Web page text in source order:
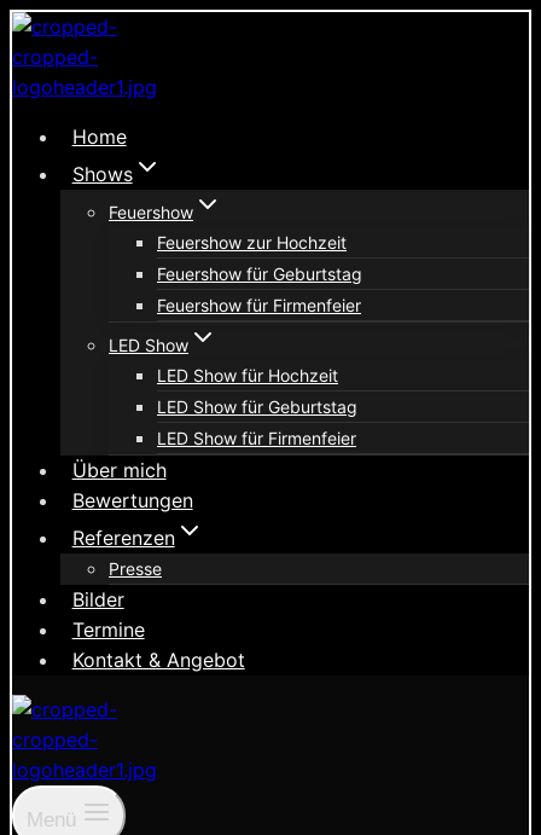
Zum
Inhalt
springen
Home
Shows
Feuershow
Feuershow zur Hochzeit
Feuershow für Geburtstag
Feuershow für Firmenfeier
LED Show
LED Show für Hochzeit
LED Show für Geburtstag
LED Show für Firmenfeier
Über mich
Bewertungen
Referenzen
Presse
Bilder
Termine
Kontakt & Angebot
Menü